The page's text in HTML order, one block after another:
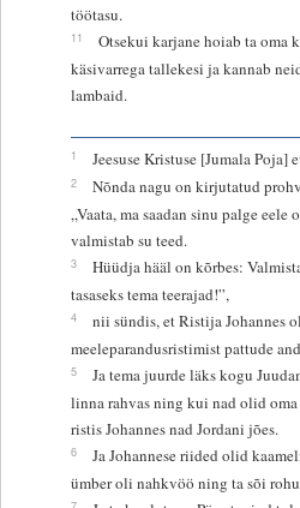
töötasu.
11
Otsekui karjane hoiab ta oma
käsivarrega tallekesi ja kannab
lambaid.
1 Jeesuse Kristuse [Jumala Poja]
2
Nõnda nagu on kirjutatud
„Vaata, ma saadan sinu palge eele
valmistab su teed.
3
Hüüdja hääl on kõrbes:
tasaseks tema teerajad!”,
4
nii sündis, et Ristija Johannes
meeleparandusristimist pattude
5
Ja tema juurde läks kogu
linna rahvas ning kui nad olid
ristis Johannes nad Jordani jões.
6
Ja Johannese riided olid
ümber oli nahkvöö ning ta sõi